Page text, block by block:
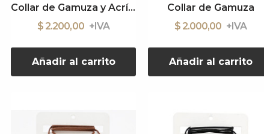
Collar de Gamuza y Acrílico
$ 2.200,00
Añadir al carrito
Collar de Gamuza
$ 2.000,00
Añadir al carrito